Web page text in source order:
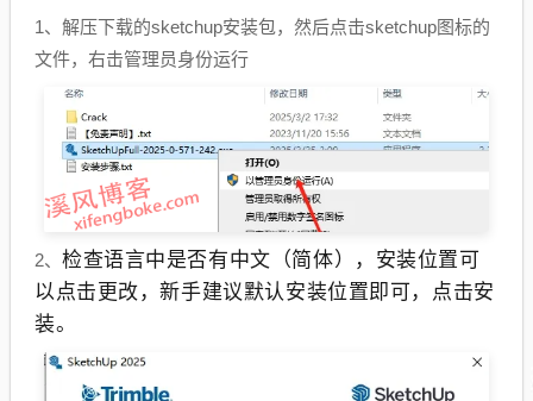
1、解压下载的sketchup安装包，然后点击sketchup图标的
文件，右击管理员身份运行
2、 检查语言中是否有中文（简体），安装位置可
以点击更改，新手建议默认安装位置即可，点击安
装。